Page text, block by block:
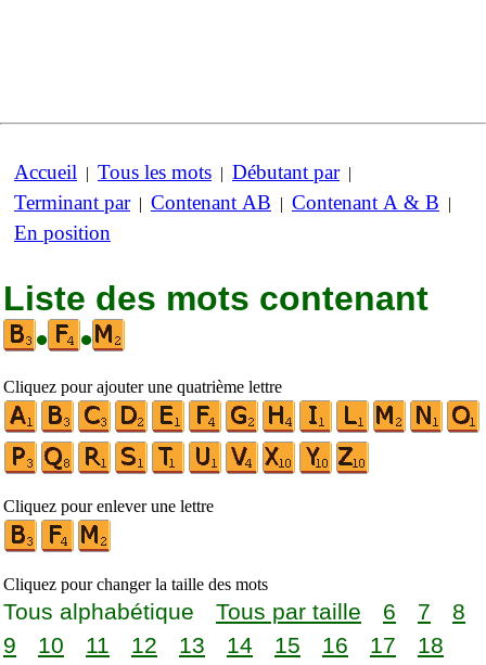
Accueil | Tous les mots | Débutant par|
Terminant par| Contenant AB | Contenant A & B |
En position
Liste des mots contenant
•
•
Cliquez pour ajouter une quatrième lettre
Cliquez pour enlever une lettre
Cliquez pour changer la taille des mots
Tous alphabétique Tous par taille 6 7
8
9
10 11 12 13 14 15 16 17
18